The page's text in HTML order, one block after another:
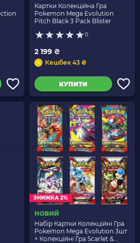
Картки Колекційна Гра
Pokemon Mega Evolution
Pitch Black 3 Pack Blister
0
2 199 ₴
Кешбек 43 ₴
КУПИТИ
ЗНИЖКА 2%
НОВИЙ
Набір Картки Колекційні Гра
Pokemon Mega Evolution 3шт
+ Колекційні Гра Scarlet &